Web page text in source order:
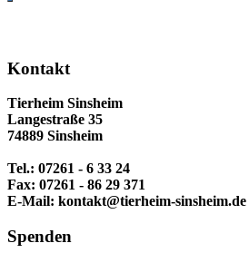
Kontakt
Tierheim Sinsheim
Langestraße 35
74889 Sinsheim
Tel.: 07261 - 6 33 24
Fax: 07261 - 86 29 371
E-Mail: kontakt@tierheim-sinsheim.de
Spenden